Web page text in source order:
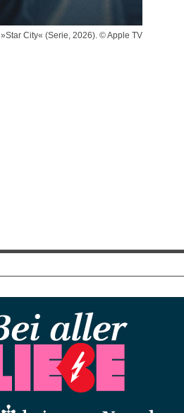
»Star City« (Serie, 2026). © Apple TV